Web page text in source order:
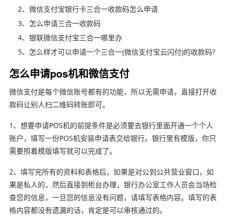
2、微信支付宝银行卡三合一收款码怎么申请
3、怎么申请三合一收款码
4、银联微信支付宝三合一哪里办
5、怎么样才可以申请一个三合一(微信支付宝云闪付)的收款码?
怎么申请pos机和微信支付
微信支付是每个微信账号都有的功能，所以无需申请，直接打开收
款码让别人扫二维码转账即可。
1、想要申请POS机的前提条件是必须要去银行里面开通一个个人
账户，填写一份POS机安装申请表交给银行。银行里有模版，你只
需要照着模版填写就可以完成了。
2、填写完所有的资料和表格后，如果是对公到公共营业窗口，如
果是私人的，然后直接到柜台办理，银行办公室工作人员会当场检
查您的信息，一旦您的信息没有问题，请填写表格内容。填写的表
格内容都没有遗漏的话，肯定是可以审核通过的。